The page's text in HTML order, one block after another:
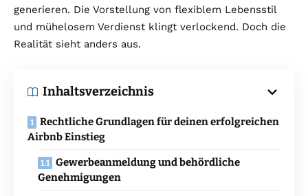
generieren. Die Vorstellung von flexiblem Lebensstil
und mühelosem Verdienst klingt verlockend. Doch die
Realität sieht anders aus.
Inhaltsverzeichnis
Rechtliche Grundlagen für deinen erfolgreichen
Airbnb Einstieg
Gewerbeanmeldung und behördliche
Genehmigungen